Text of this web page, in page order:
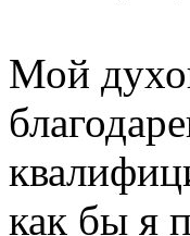
Мой
как бы я